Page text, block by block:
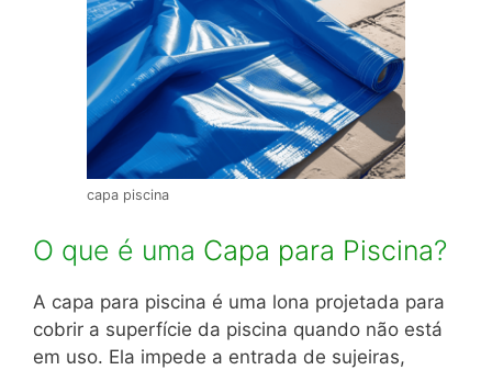
capa piscina
O que é uma Capa para Piscina?
A capa para piscina é uma lona projetada para
cobrir a superfície da piscina quando não está
em uso. Ela impede a entrada de sujeiras,